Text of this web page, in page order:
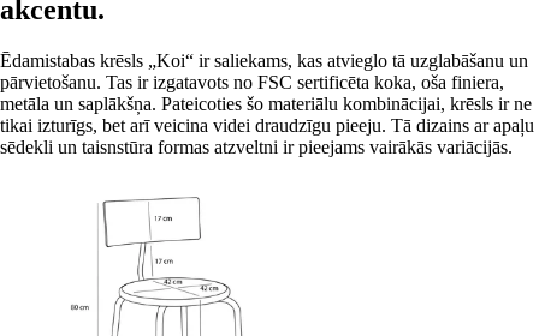
akcentu.
Ēdamistabas krēsls „Koi“ ir saliekams, kas atvieglo tā uzglabāšanu un
pārvietošanu. Tas ir izgatavots no FSC sertificēta koka, oša finiera,
metāla un saplākšņa. Pateicoties šo materiālu kombinācijai, krēsls ir ne
tikai izturīgs, bet arī veicina videi draudzīgu pieeju. Tā dizains ar apaļu
sēdekli un taisnstūra formas atzveltni ir pieejams vairākās variācijās.